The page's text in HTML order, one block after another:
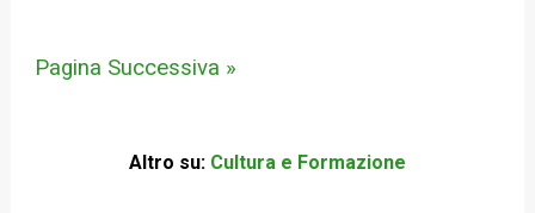
Pagina Successiva »
Altro su: Cultura e Formazione